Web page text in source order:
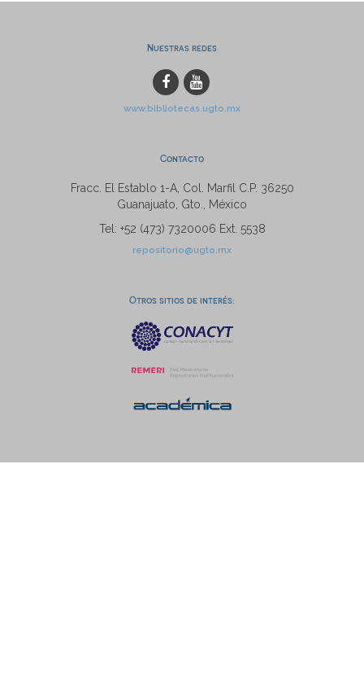
Nuestras redes
www.bibliotecas.ugto.mx
Contacto
Fracc. El Establo 1-A, Col. Marfil C.P. 36250
Guanajuato, Gto., México
Tel: +52 (473) 7320006 Ext. 5538
repositorio@ugto.mx
Otros sitios de interés: